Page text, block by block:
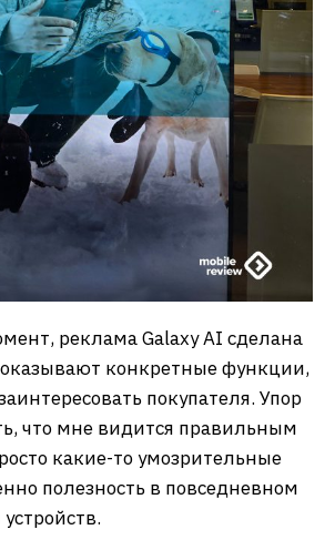
реклама Galaxy AI сделана
конкретные функции,
покупателя. Упор
что мне видится правильным
какие-то умозрительные
полезность в повседневном